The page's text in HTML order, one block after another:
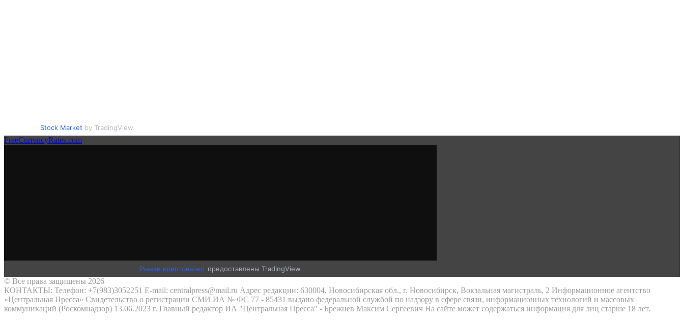
Stock Market by TradingView
FreeCurrencyRates.com
Рынки криптовалют предоставлены TradingView
© Все права защищены 2026
КОНТАКТЫ: Телефон: +7(983)3052251 E-mail: centralpress@mail.ru Адрес редакции: 630004, Новосибирская обл., г. Новосибирск, Вокзальная магистраль, 2 Информационное агентство
«Центральная Пресса» Свидетельство о регистрации СМИ ИА № ФС 77 - 85431 выдано федеральной службой по надзору в сфере связи, информационных технологий и массовых
коммуникаций (Роскомнадзор) 13.06.2023 г. Главный редактор ИА "Центральная Пресса" - Брежнев Максим Сергеевич На сайте может содержаться информация для лиц старше 18 лет.